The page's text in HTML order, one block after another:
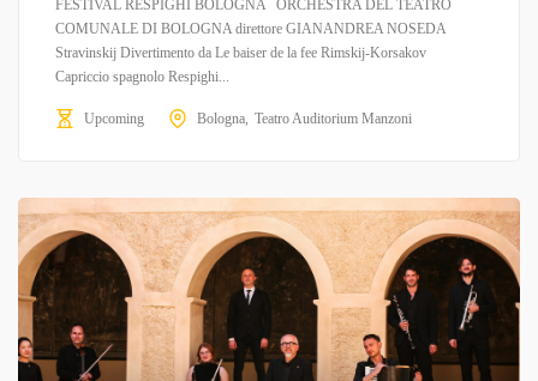
FESTIVAL RESPIGHI BOLOGNA ORCHESTRA DEL TEATRO
COMUNALE DI BOLOGNA direttore GIANANDREA NOSEDA
Stravinskij Divertimento da Le baiser de la fee Rimskij-Korsakov
Capriccio spagnolo Respighi...
Upcoming Bologna Teatro Auditorium Manzoni